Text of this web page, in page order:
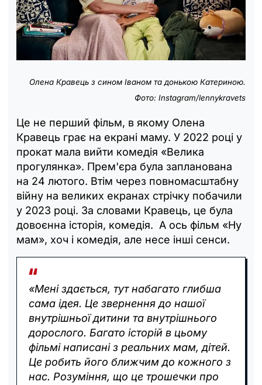
Олена Кравець з сином Іваном та донькою Катериною.
Фото: Instagram/lennykravets
Це не перший фільм, в якому Олена
Кравець грає на екрані маму. У 2022 році у
прокат мала вийти комедія «Велика
прогулянка». Прем'єра була запланована
на 24 лютого. Втім через повномасштабну
війну на великих екранах стрічку побачили
у 2023 році. За словами Кравець, це була
довоєнна історія, комедія. А ось фільм «Ну
мам», хоч і комедія, але несе інші сенси.
«Мені здається, тут набагато глибша
сама ідея. Це звернення до нашої
внутрішньої дитини та внутрішнього
дорослого. Багато історій в цьому
фільмі написані з реальних мам, дітей.
Це робить його ближчим до кожного з
нас. Розуміння, що це трошечки про